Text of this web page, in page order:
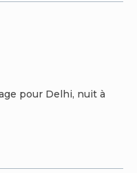
pour Delhi, nuit à